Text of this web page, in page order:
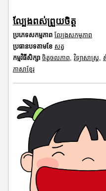
ល្បែងពស់ព្រួយចិត្ត
ប្រភេទសកម្មភាព ល្បែងសកម្មភាព
ប្រធានបទតាមខែ សត្វ
កម្មវិធីសិក្សា ចិត្តចលភាព វិទ្យាសាស្រ្ត
ភាសាខ្មែរ